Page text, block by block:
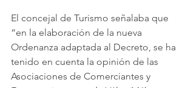
El concejal de Turismo señalaba que
“en la elaboración de la nueva
Ordenanza adaptada al Decreto, se ha
tenido en cuenta la opinión de las
Asociaciones de Comerciantes y